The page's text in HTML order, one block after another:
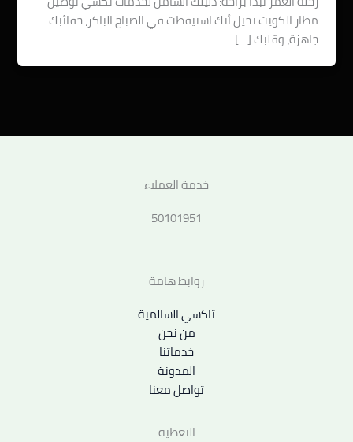
مطار الكويت تخيل أنك استيقظت في الصباح الباكر، حقائبك
جاهزة، وقلبك […]
خدمة العملاء
50101951
روابط هامة
تاكسي السالمية
من نحن
خدماتنا
المدونة
تواصل معنا
التغطية